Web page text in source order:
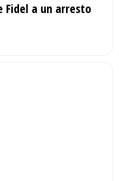
Fidel a un arresto